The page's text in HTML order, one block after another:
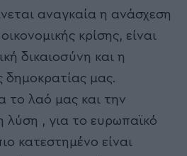
αναγκαία η ανάσχεση
κρίσης, είναι
δικαιοσύνη και η
μας.
το λαό μας και την
λύση , για το ευρωπαϊκό
κατεστημένο είναι